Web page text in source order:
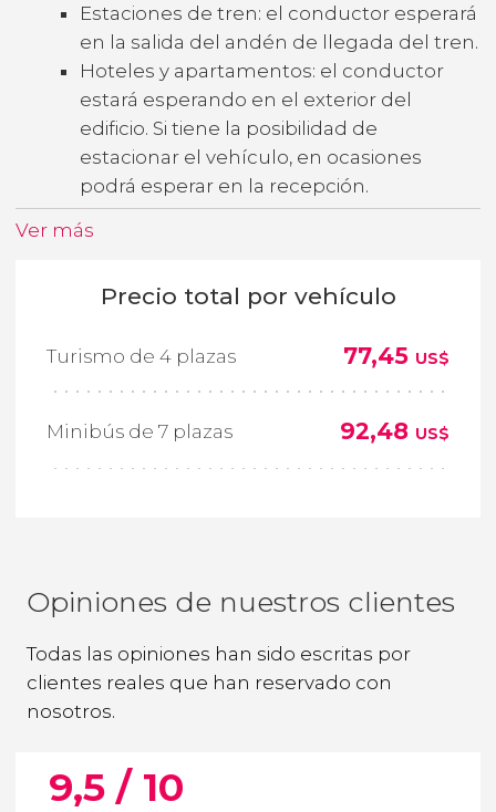
Estaciones de tren: el conductor esperará
en la salida del andén de llegada del tren.
Hoteles y apartamentos: el conductor
estará esperando en el exterior del
edificio. Si tiene la posibilidad de
estacionar el vehículo, en ocasiones
podrá esperar en la recepción.
Ver más
Precio total por vehículo
Turismo de 4 plazas 77,45 US$
Minibús de 7 plazas 92,48 US$
Opiniones de nuestros clientes
Todas las opiniones han sido escritas por
clientes reales que han reservado con
nosotros.
9,5 / 10